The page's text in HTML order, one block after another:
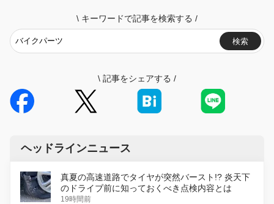
\ キーワードで記事を検索する /
検索
\ 記事をシェアする /
ヘッドラインニュース
真夏の高速道路でタイヤが突然バースト!? 炎天下
のドライブ前に知っておくべき点検内容とは
19時間前